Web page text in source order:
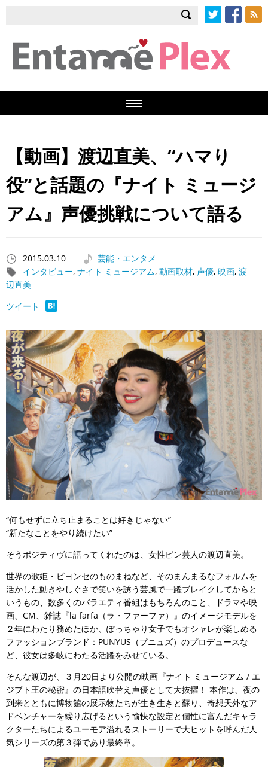
【動画】渡辺直美、“ハマり
役”と話題の『ナイト ミュージ
アム』声優挑戦について語る
2015.03.10
芸能・エンタメ
インタビュー, ナイト ミュージアム, 動画取材, 声優, 映画, 渡
辺直美
ツイート
“何もせずに立ち止まることは好きじゃない”
“新たなことをやり続けたい”
そうポジティヴに語ってくれたのは、女性ピン芸人の渡辺直美。
世界の歌姫・ビヨンセのものまねなど、そのまんまるなフォルムを
活かした動きやしぐさで笑いを誘う芸風で一躍ブレイクしてからと
いうもの、数多くのバラエティ番組はもちろんのこと、ドラマや映
画、CM、雑誌『la farfa（ラ・ファーファ）』のイメージモデルを
２年にわたり務めたほか、ぽっちゃり女子でもオシャレが楽しめる
ファッションブランド：PUNYUS（プニュズ）のプロデュースな
ど、彼女は多岐にわたる活躍をみせている。
そんな渡辺が、３月20日より公開の映画『ナイト ミュージアム / エ
ジプト王の秘密』の日本語吹替え声優として大抜擢！ 本作は、夜の
到来とともに博物館の展示物たちが生き生きと蘇り、奇想天外なア
ドベンチャーを繰り広げるという愉快な設定と個性に富んだキャラ
クターたちによるユーモア溢れるストーリーで大ヒットを呼んだ人
気シリーズの第３弾であり最終章。